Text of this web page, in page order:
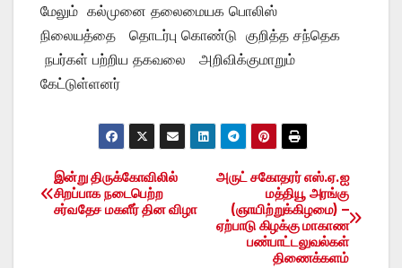
மேலும் கல்முனை தலைமையக பொலிஸ்
நிலையத்தை தொடர்பு கொண்டு குறித்த சந்தெக
நபர்கள் பற்றிய தகவலை அறிவிக்குமாறும்
கேட்டுள்ளனர்
Post
navigation
அருட் சகோதரர் எஸ்.ஏ.ஐ
மத்தியூ அரங்கு
(ஞாயிற்றுக்கிழமை) –
ஏற்பாடு கிழக்கு மாகாண
பண்பாட்டலுவல்கள்
திணைக்களம்
இன்று திருக்கோவிலில்
சிறப்பாக நடைபெற்ற
சர்வதேச மகளீர் தின விழா